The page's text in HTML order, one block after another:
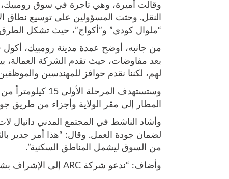
وقالت أميرة، وهي تاجرة في سوق
النقل. وحثت المسؤولين على توسيع نطاق
“ملوال كودي” و”أكواج”، حيث تشكل
بعد مفاوضات، حيث تقدم الشركة العمالة،
لهم، لكننا نقدم حوافز للمهندسين
وستستهدف
المطار إلى مقر الولاية وأجزاء من طريق
وأشاد الناشط في المجتمع المدني دانيال
لضمان جودة العمل. وقال: “هذا أمر جدير
من السوق ليشمل المناطق السكنية”.
وأضاف: “ندعو شركة ARC إلى الإشراف بشكل صحيح على البناء لتجنب العمل دون المستوى”.